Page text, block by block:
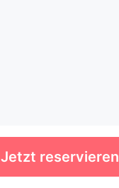
Jetzt reservieren